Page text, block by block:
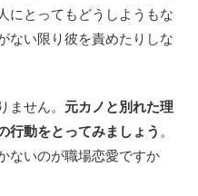
にとってもどうしようもな
ない限り彼を責めたりしな
ません。 元カノと別れた理
行動をとってみましょう 。
ないのが職場恋愛ですか